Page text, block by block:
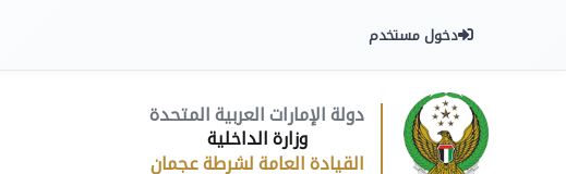
دخول مستخدم
دولة الإمارات العربية المتحدة
وزارة الداخلية
القيادة العامة لشرطة عجمان